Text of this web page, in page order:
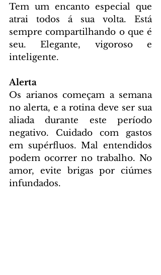
Tem um encanto especial que
atrai todos á sua volta. Está
sempre compartilhando o que é
seu. Elegante, vigoroso e
inteligente.
Alerta
Os arianos começam a semana
no alerta, e a rotina deve ser sua
aliada durante este período
negativo. Cuidado com gastos
em supérfluos. Mal entendidos
podem ocorrer no trabalho. No
amor, evite brigas por ciúmes
infundados.